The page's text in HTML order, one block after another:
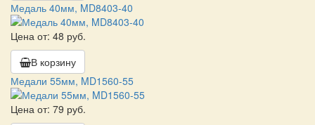
Медаль 40мм, MD8403-40
Цена от: 48 руб.
В корзину
Медали 55мм, MD1560-55
Цена от: 79 руб.